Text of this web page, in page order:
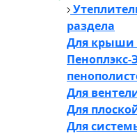
раздела
Для крыши
Для
Для
Для